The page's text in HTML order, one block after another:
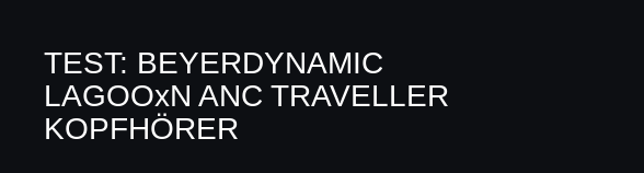
TEST: BEYERDYNAMIC
LAGOOxN ANC TRAVELLER
KOPFHÖRER